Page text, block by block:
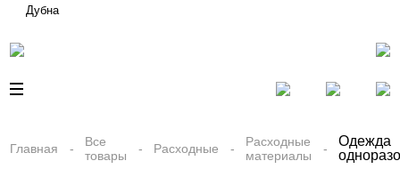
Дубна
Главная
Все
товары
Расходные
Расходные
материалы
Одежда